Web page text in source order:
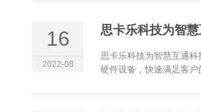
16
2022-08
思卡乐科技为智
思卡乐科技为智慧互通
硬件设备，快速满足客